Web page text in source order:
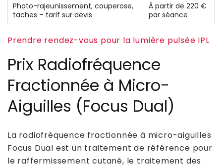
Photo-rajeunissement, couperose,
taches – tarif sur devis
À partir de 220 €
par séance
Prendre rendez-vous pour la lumière pulsée IPL
Prix Radiofréquence
Fractionnée à Micro-
Aiguilles (Focus Dual)
La radiofréquence fractionnée à micro-aiguilles
Focus Dual est un traitement de référence pour
le raffermissement cutané, le traitement des